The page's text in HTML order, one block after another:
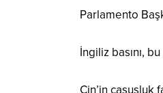
Parlamento
İngiliz basını,
Çin’in casusluk